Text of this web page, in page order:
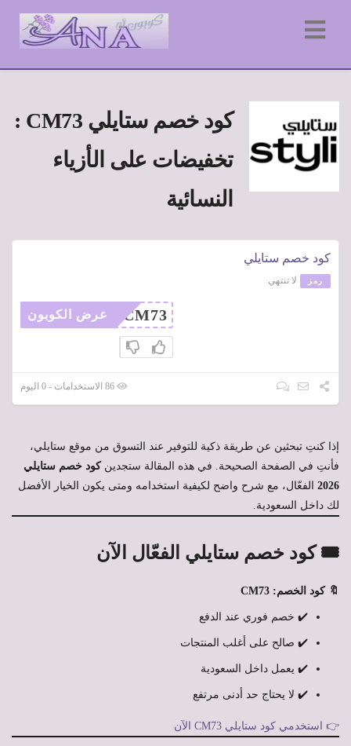
كود خصم ستايلي CM73 :
تخفيضات على الأزياء
النسائية
كود خصم ستايلي
رمز لا تنتهي
CM73 عرض الكوبون
إذا كنتِ تبحثين عن طريقة ذكية للتوفير عند التسوق من موقع ستايلي،
فأنتِ في الصفحة الصحيحة. في هذه المقالة ستجدينكود خصم ستايلي
2026 الفعّال، مع شرح واضح لكيفية استخدامه ومتى يكون الخيار الأفضل
لك داخل السعودية.
🎟️ كود خصم ستايلي الفعّال الآن
🔖 كود الخصم: CM73
✔️ خصم فوري عند الدفع
✔️ صالح على أغلب المنتجات
✔️ يعمل داخل السعودية
✔️ لا يحتاج حد أدنى مرتفع
👉 استخدمي كود ستايلي CM73 الآن